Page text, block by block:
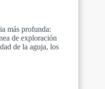
más profunda:
de exploración
de la aguja, los